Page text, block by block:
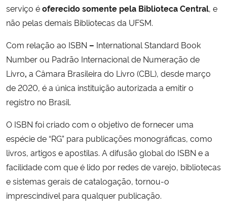
serviço éoferecido somente pela Biblioteca Central, e
não pelas demais Bibliotecas da UFSM.
Com relação ao ISBN – International Standard Book
Number ou Padrão Internacional de Numeração de
Livro, a Câmara Brasileira do Livro (CBL), desde março
de 2020, é a única instituição autorizada a emitir o
registro no Brasil.
O ISBN foi criado com o objetivo de fornecer uma
espécie de “RG” para publicações monográficas, como
livros, artigos e apostilas. A difusão global do ISBN e a
facilidade com que é lido por redes de varejo, bibliotecas
e sistemas gerais de catalogação, tornou-o
imprescindível para qualquer publicação.